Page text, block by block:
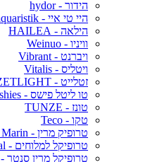
הידור - hydor
היי טי איי - ATI aquaristik
הילאה - HAILEA
וויניו - Weinuo
ויברנט - Vibrant
ויטליס - Vitalis
זטלייט - ZETLIGHT
טו ליטל פישס - Two Little Fishies
טונז - TUNZE
טקו - Teco
טרופיק מרין - Tropic Marin
טרופיקל למלוחים - Tropical
טרופיקל מרין סנטר - TMC